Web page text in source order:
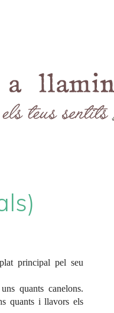
principal pel seu
quants canelons.
quants i llavors els